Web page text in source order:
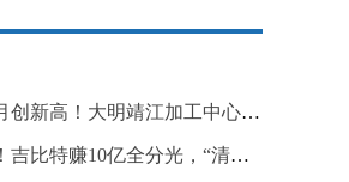
！大明靖江加工中心碳钢销量创历史新高
10亿全分光，“清仓式分红”究竟是不是一件好事？